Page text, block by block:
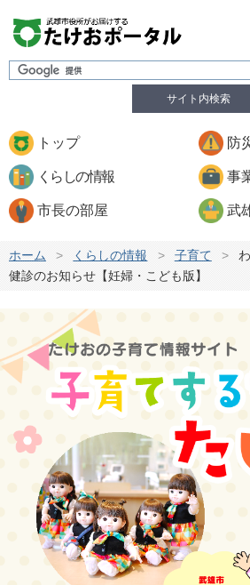
サイト内検索
トップ 防
くらしの情報 事
市長の部屋 武
ホーム > くらしの情報 > 子育て >
健診のお知らせ【妊婦・こども版】